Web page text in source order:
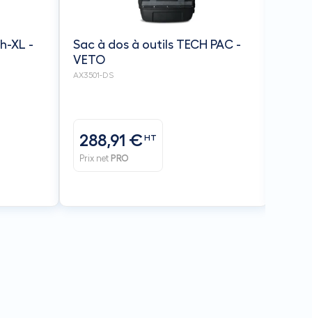
XL -
Sac à dos à outils TECH PAC -
VETO
AX3501-DS
288,91 €HT
Prix net PRO